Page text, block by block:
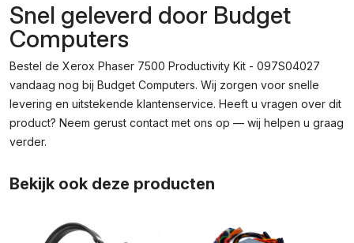
Snel geleverd door Budget
Computers
Bestel de Xerox Phaser 7500 Productivity Kit - 097S04027
vandaag nog bij Budget Computers. Wij zorgen voor snelle
levering en uitstekende klantenservice. Heeft u vragen over dit
product? Neem gerust contact met ons op — wij helpen u graag
verder.
Bekijk ook deze producten